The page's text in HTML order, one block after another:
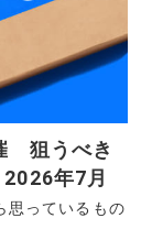
狙うべき
年7月
思っているもの